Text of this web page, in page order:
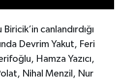
canlandırdığı
Devrim Yakut, Feri
Hamza Yazıcı,
Nihal Menzil, Nur